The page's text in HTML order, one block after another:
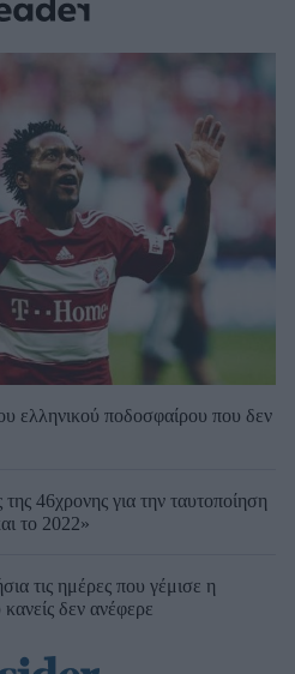
ελληνικού ποδοσφαίρου που δεν
46χρονης για την ταυτοποίηση
το 2022»
τις ημέρες που γέμισε η
δεν ανέφερε